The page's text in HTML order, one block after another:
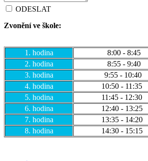
ODESLAT
Zvonění ve škole:
1. hodina
8:00 - 8:45
2. hodina
8:55 - 9:40
3. hodina
9:55 - 10:40
4. hodina
10:50 - 11:35
5. hodina
11:45 - 12:30
6. hodina
12:40 - 13:25
7. hodina
13:35 - 14:20
8. hodina
14:30 - 15:15